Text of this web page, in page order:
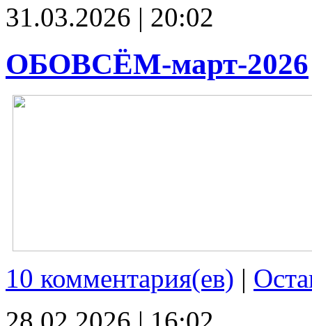
31.03.2026 | 20:02
ОБОВСЁМ-март-2026
10 комментария(ев) |